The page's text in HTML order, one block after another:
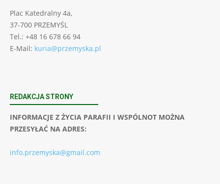
Plac Katedralny 4a,
37-700 PRZEMYŚL
Tel.: +48 16 678 66 94
E-Mail: kuria@przemyska.pl
REDAKCJA STRONY
INFORMACJE Z ŻYCIA PARAFII I WSPÓLNOT MOŻNA
PRZESYŁAĆ NA ADRES:
info.przemyska@gmail.com